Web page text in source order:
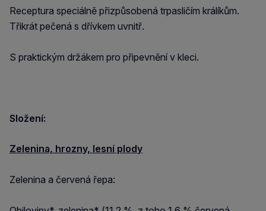
Receptura speciálně přizpůsobená trpasličím králíkům.
Třikrát pečená s dřívkem uvnitř.
S praktickým držákem pro připevnění v kleci.
Složení:
Zelenina, hrozny, lesní plody
Zelenina a červená řepa: